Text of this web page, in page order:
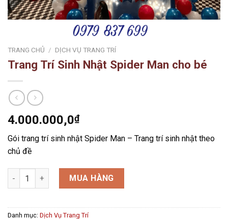
TRANG CHỦ / DỊCH VỤ TRANG TRÍ
Trang Trí Sinh Nhật Spider Man cho bé
4.000.000,0₫
Gói trang trí sinh nhật Spider Man – Trang trí sinh nhật theo
chủ đề
Trang Trí Sinh Nhật Spider Man cho bé số lượng
MUA HÀNG
Danh mục: Dịch Vụ Trang Trí